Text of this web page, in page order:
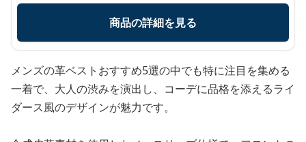
商品の詳細を見る
メンズの革ベストおすすめ5選の中でも特に注目を集める
一着で、大人の渋みを演出し、コーデに品格を添えるライ
ダース風のデザインが魅力です。